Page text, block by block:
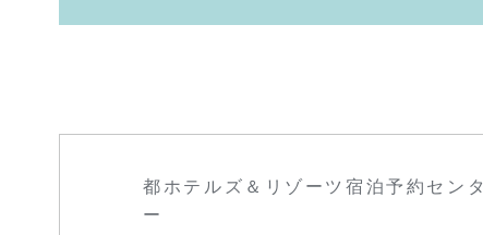
都ホテルズ＆リゾーツ宿泊予約センタ
ー